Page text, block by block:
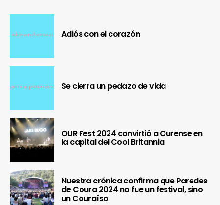
Adiós con el corazón
Se cierra un pedazo de vida
OUR Fest 2024 convirtió a Ourense en
la capital del Cool Britannia
Nuestra crónica confirma que Paredes
de Coura 2024 no fue un festival, sino
un Couraíso